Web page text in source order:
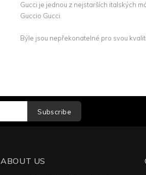
Gucci je jednou z nejstarších italských
Guccio Gucci.
Býle jsou nepřekonatelné pro svou
Subscribe
ABOUT US